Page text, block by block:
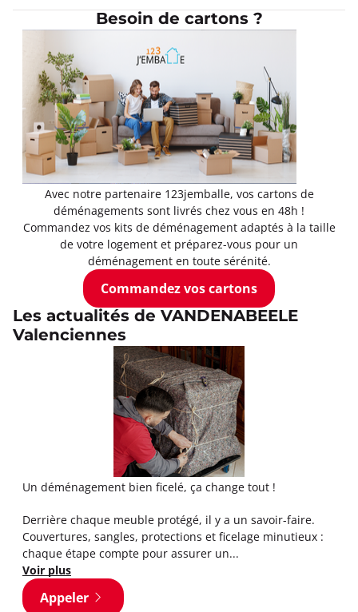
Besoin de cartons ?
Avec notre partenaire 123jemballe, vos cartons de
déménagements sont livrés chez vous en 48h !
Commandez vos kits de déménagement adaptés à la taille
de votre logement et préparez-vous pour un
déménagement en toute sérénité.
Commandez vos cartons
Les actualités de VANDENABEELE
Valenciennes
Un déménagement bien ficelé, ça change tout !
Derrière chaque meuble protégé, il y a un savoir-faire.
Couvertures, sangles, protections et ficelage minutieux :
chaque étape compte pour assurer un...
Voir plus
Appeler